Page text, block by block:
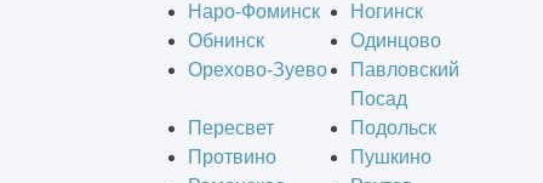
Наро-Фоминск
Ногинск
Обнинск
Одинцово
Орехово-Зуево
Павловский
Посад
Пересвет
Подольск
Протвино
Пушкино